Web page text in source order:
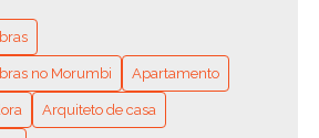
PARA RESOLVER SEUS
RÁPIDO E FÁCIL
DE MIM: DICAS E RECOMENDAÇÕES
no Morumbi Apartamento
Arquiteto de casa